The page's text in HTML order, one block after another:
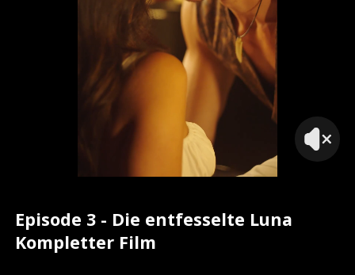
Episode 3 - Die entfesselte Luna
Kompletter Film